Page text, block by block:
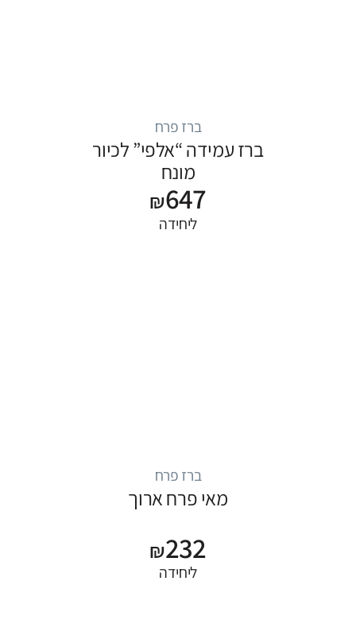
ברז פרח
ברז עמידה “אלפי” לכיור
מונח
₪647
ליחידה
ברז פרח
מאי פרח ארוך
₪232
ליחידה